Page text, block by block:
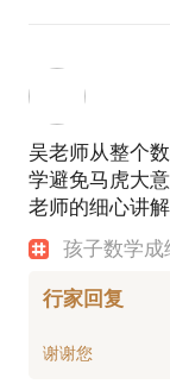
吴老师从整个
学避免马虎大
老师的细心讲解
孩子数学成
行家回复